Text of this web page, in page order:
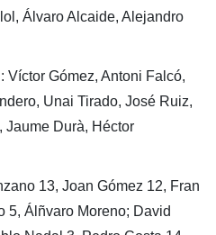
Álvaro Alcaide, Alejandro
Víctor Gómez, Antoni Falcó,
Unai Tirado, José Ruiz,
Jaume Durà, Héctor
13, Joan Gómez 12, Fran
5, Álñvaro Moreno; David